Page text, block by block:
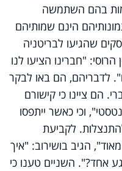
בהם השתמשה
הינם שמותיהם
שהגיעו לבריטניה
הרוסי: "חברינו הציעו לנו
לדבריהם, הם באו לבקר
הם ציינו כי קישורם
וכי כאשר ייתפסו
לקביעת
הגיב בושירוב: "איך
אחד?". השניים טענו כי